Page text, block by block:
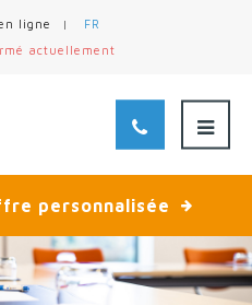
ligne
FR
actuellement
personnalisée